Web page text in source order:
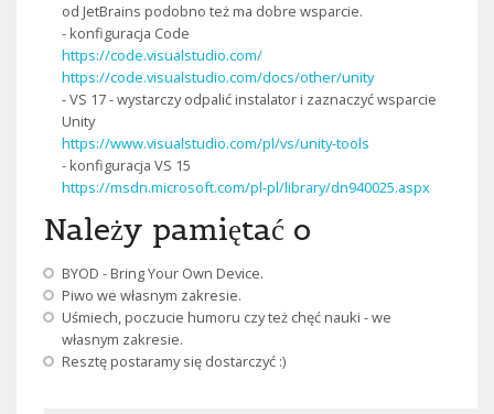
od JetBrains podobno też ma dobre wsparcie.
- konfiguracja Code
https://code.visualstudio.com/
https://code.visualstudio.com/docs/other/unity
- VS 17 - wystarczy odpalić instalator i zaznaczyć wsparcie
Unity
https://www.visualstudio.com/pl/vs/unity-tools
- konfiguracja VS 15
https://msdn.microsoft.com/pl-pl/library/dn940025.aspx
Należy pamiętać o
BYOD - Bring Your Own Device.
Piwo we własnym zakresie.
Uśmiech, poczucie humoru czy też chęć nauki - we
własnym zakresie.
Resztę postaramy się dostarczyć :)